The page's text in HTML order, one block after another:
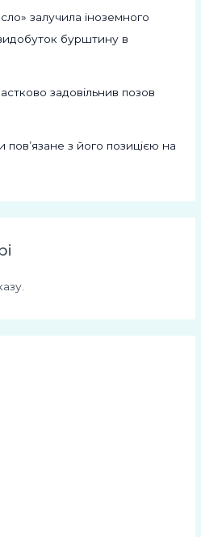
залучила іноземного
бурштину в
задовільнив позов
з його позицією на